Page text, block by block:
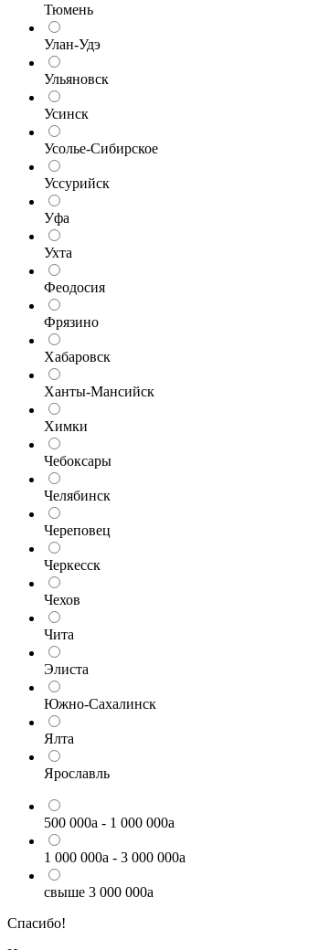
Тюмень
Улан-Удэ
Ульяновск
Усинск
Усолье-Сибирское
Уссурийск
Уфа
Ухта
Феодосия
Фрязино
Хабаровск
Ханты-Мансийск
Химки
Чебоксары
Челябинск
Череповец
Черкесск
Чехов
Чита
Элиста
Южно-Сахалинск
Ялта
Ярославль
500 000a - 1 000 000a
1 000 000a - 3 000 000a
свыше 3 000 000a
Спасибо!